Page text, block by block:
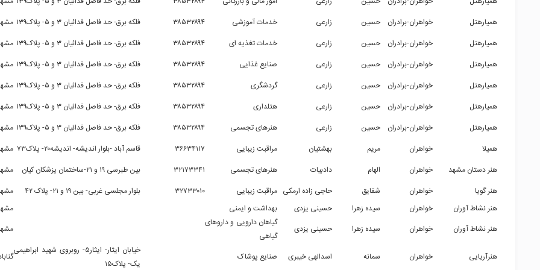
همیارهتل
خواهران-برادران حسین زارعی خدمات آموزشی ۳۸۵۳۲۸۹۴ فلکه برق- حد فاصل فدائیان ۳ و ۵- پلاک۱۳۹
همیارهتل
خواهران-برادران حسین زارعی خدمات تغذیه ای ۳۸۵۳۲۸۹۴ فلکه برق- حد فاصل فدائیان ۳ و ۵- پلاک۱۳۹
همیارهتل
خواهران-برادران حسین زارعی صنایع غذایی ۳۸۵۳۲۸۹۴ فلکه برق- حد فاصل فدائیان ۳ و ۵- پلاک۱۳۹
همیارهتل
خواهران-برادران حسین زارعی گردشگری ۳۸۵۳۲۸۹۴ فلکه برق- حد فاصل فدائیان ۳ و ۵- پلاک۱۳۹
همیارهتل
خواهران-برادران حسین زارعی هتلداری ۳۸۵۳۲۸۹۴ فلکه برق- حد فاصل فدائیان ۳ و ۵- پلاک۱۳۹
همیارهتل
خواهران-برادران حسین زارعی هنرهای تجسمی ۳۸۵۳۲۸۹۴ فلکه برق- حد فاصل فدائیان ۳ و ۵- پلاک۱۳۹
همیلا
خواهران مریم بهشتیان مراقبت زیبایی ۳۶۶۳۴۱۱۷ قاسم آباد -بلوار اندیشه- اندیشه۲۰- پلاک۷۳
هنر دستان مشهد
خواهران الهام دادبیات هنرهای تجسمی ۳۲۱۷۳۳۴۱ بین طبرسی ۱۹ و ۲۱-ساختمان پزشکان کیان
هنر گویا
خواهران شقایق حاجی زاده ارمکی مراقبت زیبایی ۳۲۷۳۳۰۱۰ بلوار مجلسی غربی- بین ۱۹ و ۲۱- پلاک ۴۲
هنر نشاط آوران
خواهران سیده زهرا حسینی یزدی بهداشت و ایمنی
هنر نشاط آوران
خواهران سیده زهرا حسینی یزدی
گیاهان دارویی و داروهای
گیاهی
هنرآریایی خواهران سمانه اسدالهی خیبری صنایع پوشاک
خیابان ایثار- ایثار۵- روبروی شهید ابراهیمی
یک- پلاک۱۵